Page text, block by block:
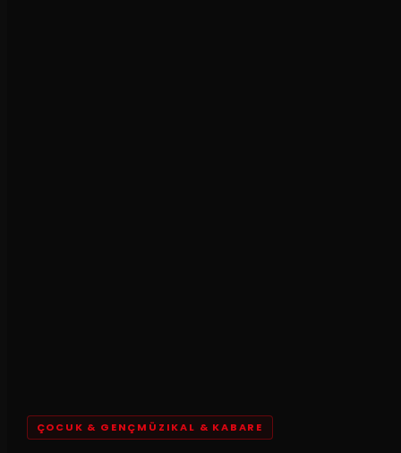
ÇOCUK & GENÇMÜZIKAL & KABARE